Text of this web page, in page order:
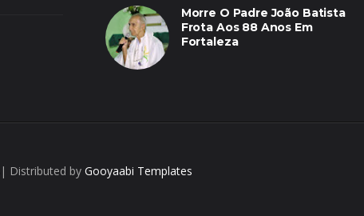
Morre O Padre João Batista
Frota Aos 88 Anos Em
Fortaleza
| Distributed by Gooyaabi Templates